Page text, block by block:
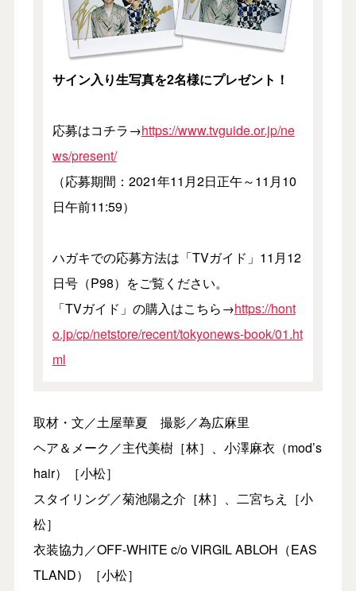
サイン入り生写真を2名様にプレゼント！
応募はコチラ→https://www.tvguide.or.jp/ne
ws/present/
（応募期間：2021年11月2日正午～11月10
日午前11:59）
ハガキでの応募方法は「TVガイド」11月12
日号（P98）をご覧ください。
「TVガイド」の購入はこちら→https://hont
o.jp/cp/netstore/recent/tokyonews-book/01.ht
ml
取材・文／土屋華夏 撮影／為広麻里
ヘア＆メーク／主代美樹［林］、小澤麻衣（mod’s
hair）［小松］
スタイリング／菊池陽之介［林］、二宮ちえ［小
松］
衣装協力／OFF-WHITE c/o VIRGIL ABLOH（EAS
TLAND）［小松］